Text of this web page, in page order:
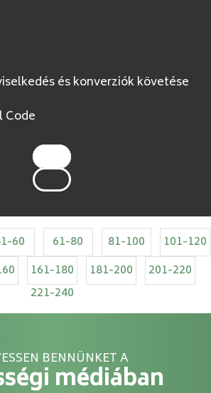
és konverziók követése
Code
60 61-80 81-100
101-120
161-180 181-200
201-220
221-240
BENNÜNKET A
médiában